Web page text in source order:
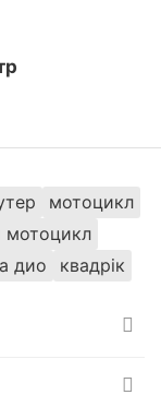
мотоцикл
мотоцикл
дио квадрік